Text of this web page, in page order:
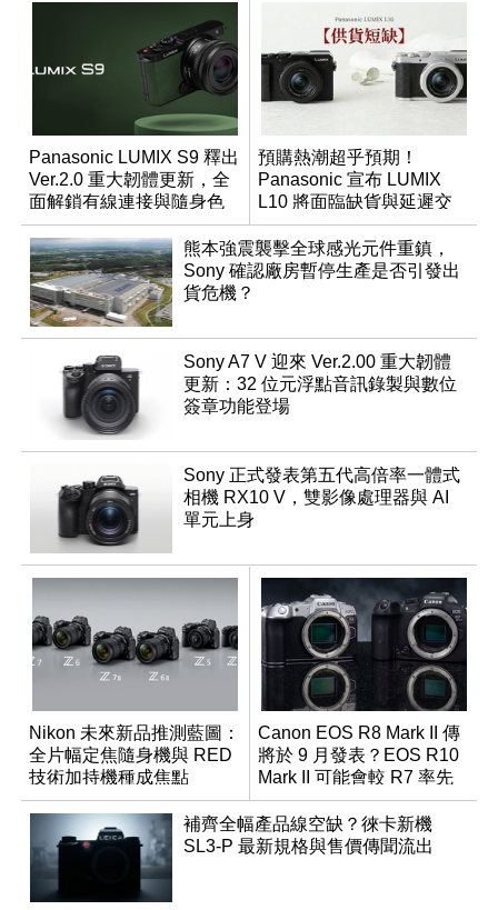
Panasonic LUMIX S9 釋出
Ver.2.0 重大韌體更新，全
面解鎖有線連接與隨身色
調編輯
預購熱潮超乎預期！
Panasonic 宣布 LUMIX
L10 將面臨缺貨與延遲交
貨時間
熊本強震襲擊全球感光元件重鎮，
Sony 確認廠房暫停生產是否引發出
貨危機？
Sony A7 V 迎來 Ver.2.00 重大韌體
更新：32 位元浮點音訊錄製與數位
簽章功能登場
Sony 正式發表第五代高倍率一體式
相機 RX10 V，雙影像處理器與 AI
單元上身
Nikon 未來新品推測藍圖：
全片幅定焦隨身機與 RED
技術加持機種成焦點
Canon EOS R8 Mark II 傳
將於 9 月發表？EOS R10
Mark II 可能會較 R7 率先
推出
補齊全幅產品線空缺？徠卡新機
SL3-P 最新規格與售價傳聞流出